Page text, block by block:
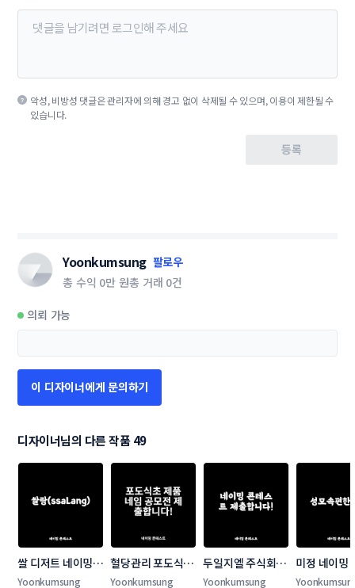
악성, 비방성 댓글은 관리자에 의해 경고 없이 삭제될 수 있으며, 이용이 제한될 수
있습니다.
등록
Yoonkumsung 팔로우
총 수익 0만 원총 거래 0건
의뢰 가능
이 디자이너에게 문의하기
디자이너님의 다른 작품 49
쌀 디저트 네이밍
콘테스트 네이밍 콘
Yoonkumsung
혈당관리 포도식초
제품네임 공모전
Yoonkumsung
두일지엘 주식회사
네이밍 콘테스트
Yoonkumsung
미정 네이밍
트